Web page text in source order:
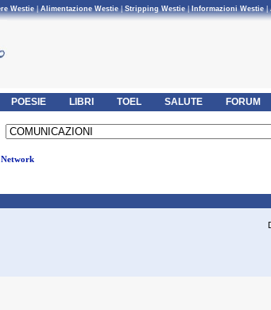
Westie|Alimentazione Westie|Stripping Westie| Informazioni Westie|
POESIE LIBRI TOEL SALUTE FORUM
Network